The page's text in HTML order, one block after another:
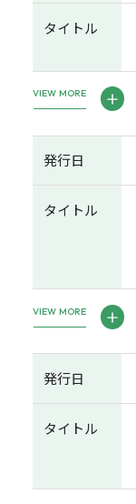
タイトル
VIEW MORE
発行日
タイトル
VIEW MORE
発行日
タイトル